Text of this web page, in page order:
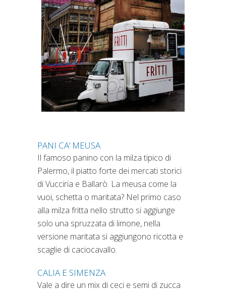
PANI CA’ MEUSA
Il famoso panino con la milza tipico di
Palermo, il piatto forte dei mercati storici
di Vucciria e Ballarò. La meusa come la
vuoi, schetta o maritata? Nel primo caso
alla milza fritta nello strutto si aggiunge
solo una spruzzata di limone, nella
versione maritata si aggiungono ricotta e
scaglie di caciocavallo.
CALIA E SIMENZA
Vale a dire un mix di ceci e semi di zucca